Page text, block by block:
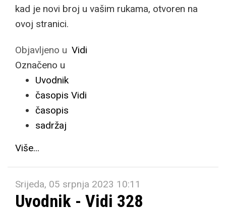
kad je novi broj u vašim rukama, otvoren na
ovoj stranici.
Objavljeno u Vidi
Označeno u
Uvodnik
časopis Vidi
časopis
sadržaj
Više...
Srijeda, 05 srpnja 2023 10:11
Uvodnik - Vidi 328